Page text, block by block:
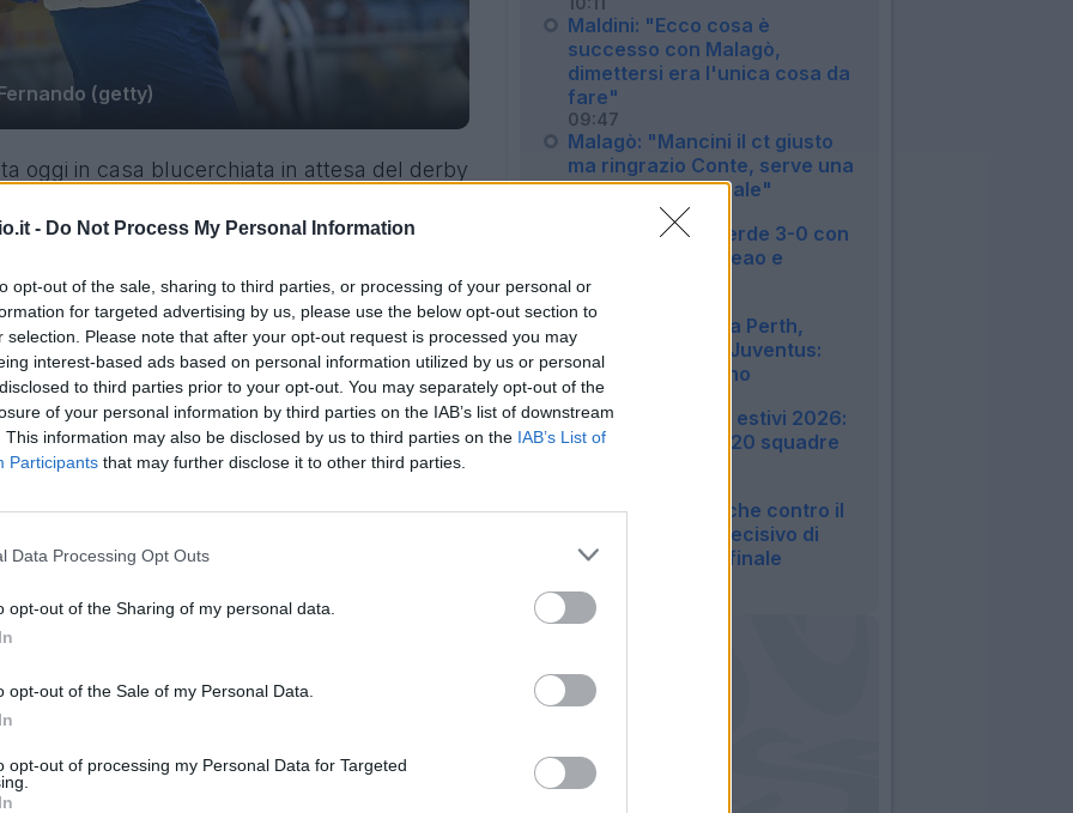
- Do Not Process My Personal Information
opt-out of the sale, sharing to third parties, or processing of your personal or
for targeted advertising by us, please use the below opt-out section to
selection. Please note that after your opt-out request is processed you may
interest-based ads based on personal information utilized by us or personal
to third parties prior to your opt-out. You may separately opt-out of the
of your personal information by third parties on the IAB’s list of downstream
This information may also be disclosed by us to third parties on the IAB’s List of
Participants that may further disclose it to other third parties.
Data Processing Opt Outs
opt-out of the Sharing of my personal data.
opt-out of the Sale of my Personal Data.
opt-out of processing my Personal Data for Targeted
(getty)
oggi in casa blucerchiata in attesa del derby
che però ha intensificato i carichi di
prosegue invece l'iter riabilitativo di
non ci saranno domenica. Squalificato
in difesa dopo il rientro di Diakité,
un'altra maglia da titolare, a meno
dovesse farcela, giocherebbero entrambi.
in vista del derby di domenica
in gruppo ed oggi si è allenato
assorbendo il fastidio della scorsa
Torino dovrebbe restare inizialmente in
Pavoletti così come visto contro la Roma.
delle posizioni di centrocampo: Rigoni in
Rincon e Dzemaili.
Maldini: "Ecco cosa è
successo con Malagò,
dimettersi era l'unica cosa da
fare"
09:47
Malagò: "Mancini il ct giusto
ma ringrazio Conte, serve una
rivoluzione culturale"
Disastro Milan, perde 3-0 con
il Chelsea: male Leao e
Camarda
16:23
L'Inter festeggia a Perth,
vittoria contro la Juventus:
cronaca e tabellino
15:18
Amichevoli e ritiri estivi 2026:
tutte le info sulle 20 squadre
Il Genoa cade anche contro il
Deportivo: il gol decisivo di
Sanchez Rey nel finale